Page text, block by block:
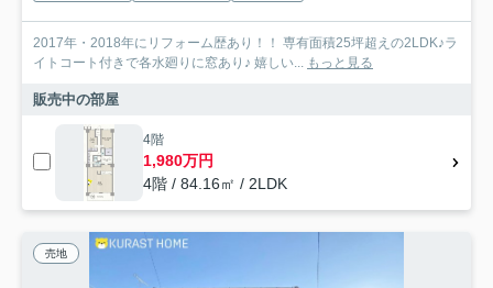
2017年・2018年にリフォーム歴あり！！ 専有面積25坪超えの2LDK♪ラ
イトコート付きで各水廻りに窓あり♪ 嬉しい...
もっと見る
販売中の部屋
4階
1,980万円
4階 / 84.16㎡ / 2LDK
売地